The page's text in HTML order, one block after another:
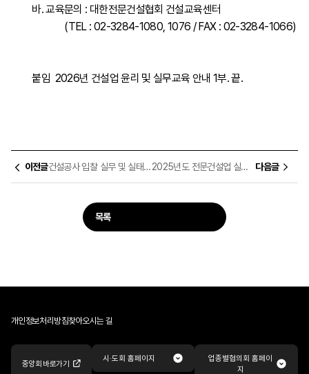
바. 교육문의 : 대한전문건설협회 건설교육센터
(TEL : 02-3284-1080, 1076 / FAX : 02-3284-1066)
붙임 2026년 건설업 윤리 및 실무교육 안내 1부. 끝.
이전글 건설공사 입찰 실무 및 실태조사 대응 강습회 2025년도 전문건설업 실적신고 강습회 강의자료 다음글
목록
개인정보처리방침찾아오시는 길
중앙회 바로가기
시·도회 홈페이지
업종별협의회 홈페이
지